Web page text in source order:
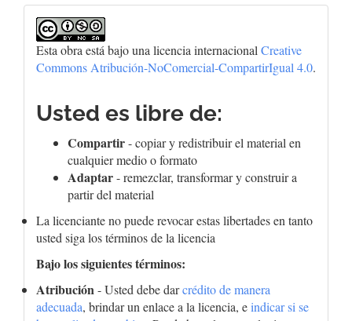
Esta obra está bajo una licencia internacionalCreative
Commons Atribución-NoComercial-CompartirIgual 4.0.
Usted es libre de:
Compartir- copiar y redistribuir el material en
cualquier medio o formato
Adaptar- remezclar, transformar y construir a
partir del material
La licenciante no puede revocar estas libertades en tanto
usted siga los términos de la licencia
Bajo los siguientes términos:
Atribución- Usted debe darcrédito de manera
adecuada, brindar un enlace a la licencia, eindicar si se